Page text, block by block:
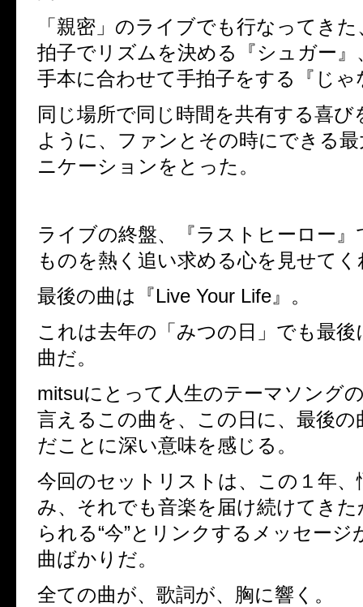
「親密」のライブでも行なってき
拍子でリズムを決める『シュガー』
手本に合わせて手拍子をする『じゃ
同じ場所で同じ時間を共有する喜び
ように、ファンとその時にできる
ニケーションをとった。
ライブの終盤、『ラストヒーロー』
ものを熱く追い求める心を見せてく
最後の曲は『Live Your Life』。
これは去年の「みつの日」でも最
曲だ。
mitsuにとって人生のテーマソング
言えるこの曲を、この日に、最後の
だことに深い意味を感じる。
今回のセットリストは、この１年、
み、それでも音楽を届け続けてき
られる“今”とリンクするメッセージ
曲ばかりだ。
全ての曲が、歌詞が、胸に響く。